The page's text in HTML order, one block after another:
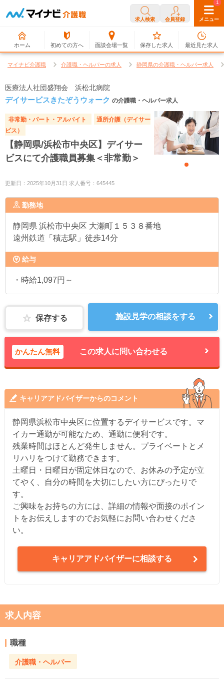
求人検索 会員登録 メニュー
ホーム 初めての方へ 面談会場一覧
0
保存した求人
1
最近見た求人
マイナビ介護職 介護職・ヘルパーの求人 静岡県の介護職・ヘルパー求人
医療法人社団盛翔会 浜松北病院
デイサービスきたぞうウォーク の介護職・ヘルパー求人
非常勤・パート・アルバイト
通所介護（デイサー
ビス）
【静岡県/浜松市中央区】デイサー
ビスにて介護職員募集＜非常勤＞
更新日：2025年10月31日 求人番号：645445
勤務地
静岡県 浜松市中央区 大瀬町１５３８番地
遠州鉄道「積志駅」徒歩14分
給与
・時給1,097円～
保存する 施設見学の相談をする
かんたん無料 この求人に問い合わせる
キャリアアドバイザーからのコメント
静岡県浜松市中央区に位置するデイサービスです。マ
イカー通勤が可能なため、通勤に便利です。
残業時間はほとんど発生しません。プライベートとメ
リハリをつけて勤務できます。
土曜日・日曜日が固定休日なので、お休みの予定が立
てやく、自分の時間を大切にしたい方にぴったりで
す。
ご興味をお持ちの方には、詳細の情報や面接のポイン
トをお伝えしますのでお気軽にお問い合わせくださ
い。
キャリアアドバイザーに相談する
求人内容
職種
介護職・ヘルパー